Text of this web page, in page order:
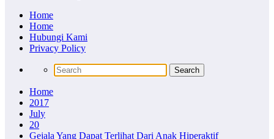
Home
Home
Hubungi Kami
Privacy Policy
Home
2017
July
20
Gejala Yang Dapat Terlihat Dari Anak Hiperaktif